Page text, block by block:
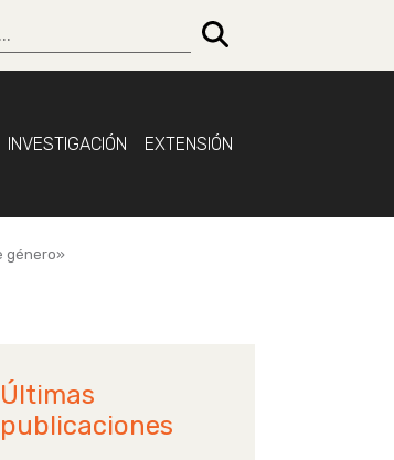
INVESTIGACIÓN EXTENSIÓN
género»
Últimas
publicaciones